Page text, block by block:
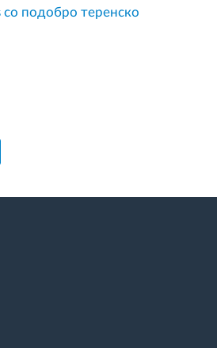
со подобро теренско